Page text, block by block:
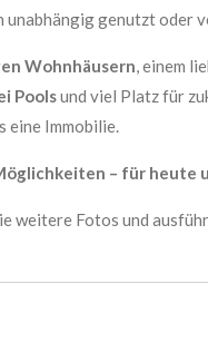
unabhängig genutzt oder
Wohnhäusern, einem
Poolsund viel Platz für
eine Immobilie.
– für heute
weitere Fotos und